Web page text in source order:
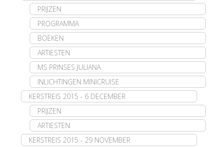
PRIJZEN
PROGRAMMA
BOEKEN
ARTIESTEN
MS PRINSES JULIANA
INLICHTINGEN MINICRUISE
KERSTREIS 2015 - 6 DECEMBER
PRIJZEN
ARTIESTEN
KERSTREIS 2015 - 29 NOVEMBER